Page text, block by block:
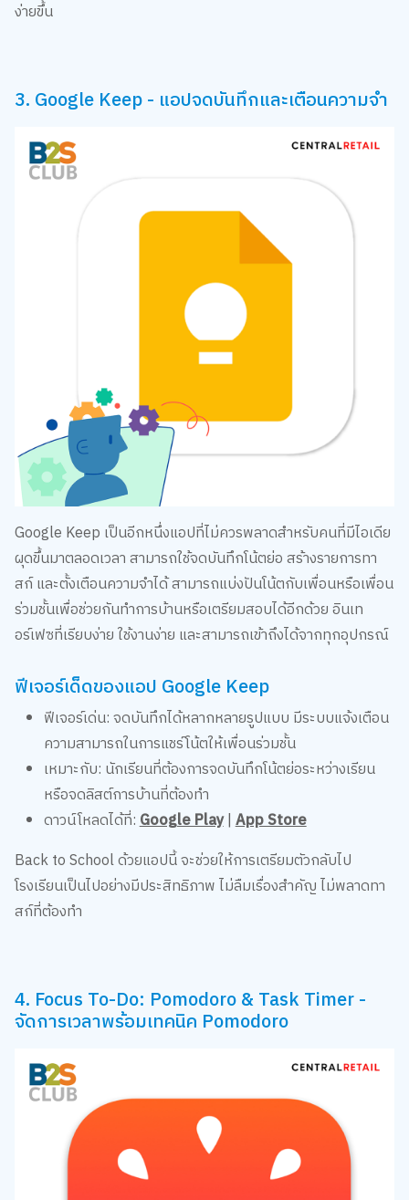
3. Google Keep - แอปจดบันทึกและเตือนความจำ
Google Keep เป็นอีกหนึ่งแอปที่ไม่ควรพลาดสำหรับคนที่มีไอเดีย
ผุดขึ้นมาตลอดเวลา สามารถใช้จดบันทึกโน้ตย่อ สร้างรายการทา
สก์ และตั้งเตือนความจำได้ สามารถแบ่งปันโน้ตกับเพื่อนหรือเพื่อน
ร่วมชั้นเพื่อช่วยกันทำการบ้านหรือเตรียมสอบได้อีกด้วย อินเท
อร์เฟซที่เรียบง่าย ใช้งานง่าย และสามารถเข้าถึงได้จากทุกอุปกรณ์
ฟีเจอร์เด็ดของแอป Google Keep
ฟีเจอร์เด่น: จดบันทึกได้หลากหลายรูปแบบ มีระบบแจ้งเตือน
ความสามารถในการแชร์โน้ตให้เพื่อนร่วมชั้น
เหมาะกับ: นักเรียนที่ต้องการจดบันทึกโน้ตย่อระหว่างเรียน
หรือจดลิสต์การบ้านที่ต้องทำ
ดาวน์โหลดได้ที่:Google Play
Back to School ด้วยแอปนี้ จะช่วยให้การเตรียมตัวกลับไป
โรงเรียนเป็นไปอย่างมีประสิทธิภาพ ไม่ลืมเรื่องสำคัญ ไม่พลาดทา
สก์ที่ต้องทำ
4. Focus To-Do: Pomodoro & Task Timer -
จัดการเวลาพร้อมเทคนิค Pomodoro